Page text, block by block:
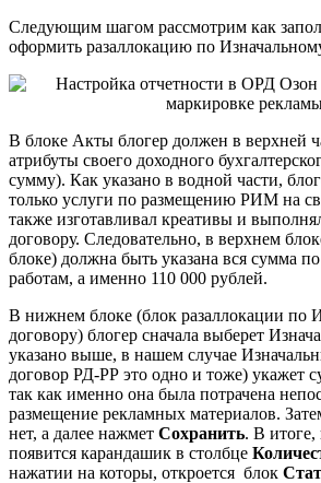
Следующим шагом рассмотрим как
оформить разаллокацию по
В блоке Акты блогер должен в верхней
атрибуты своего доходного
сумму). Как указано в водной части,
только услуги по размещению РИМ на
также изготавливал креативы и
договору. Следовательно, в верхнем
блоке) должна быть указана вся сумма
работам, а именно 110 000 рублей.
В нижнем блоке (блок разаллокации по
договору) блогер сначала выберет
указано выше, в нашем случае
договор РД-РР это одно и тоже) укажет
так как именно она была потрачена
размещение рекламных материалов.
нет, а далее нажмет Сохранить. В итоге,
появится карандашик в столбце
нажатии на которы, откроется блок